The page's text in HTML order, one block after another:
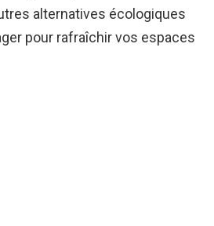
alternatives écologiques
pour rafraîchir vos espaces